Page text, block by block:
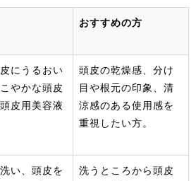
おすすめの方
にうるおい
やかな頭皮
皮用美容液
頭皮の乾燥感、分け
目や根元の印象、清
涼感のある使用感を
重視したい方。
い、頭皮を
洗うところから頭皮